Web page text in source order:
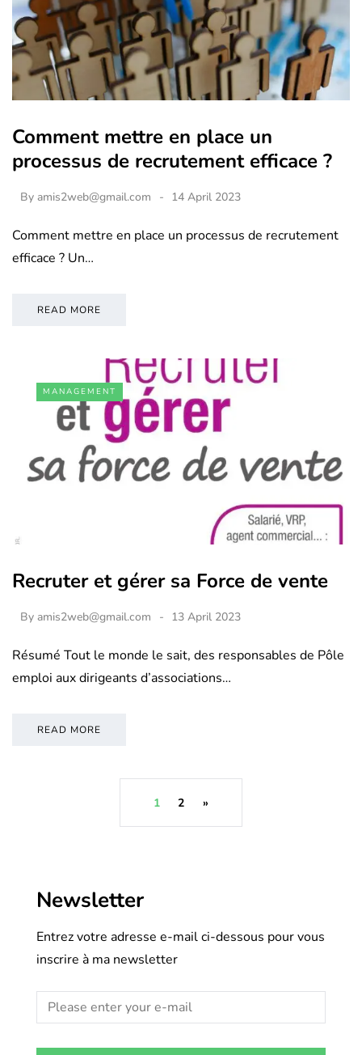
Comment mettre en place un
processus de recrutement efficace ?
By amis2web@gmail.com 14 April 2023
Comment mettre en place un processus de recrutement
efficace ? Un…
READ MORE
MANAGEMENT
Recruter et gérer sa Force de vente
By amis2web@gmail.com 13 April 2023
Résumé Tout le monde le sait, des responsables de Pôle
emploi aux dirigeants d’associations…
READ MORE
1 2 »
Newsletter
Entrez votre adresse e-mail ci-dessous pour vous
inscrire à ma newsletter